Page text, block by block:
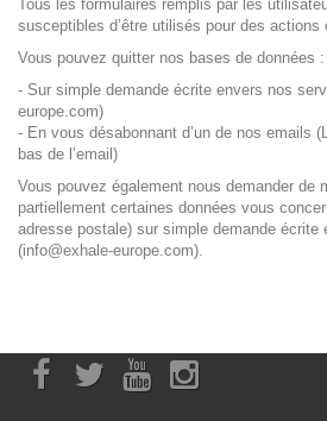
Tous les formulaires remplis par les
susceptibles d’être utilisés pour des actions
Vous pouvez quitter nos bases de données :
- Sur simple demande écrite envers nos
europe.com)
- En vous désabonnant d’un de nos emails
bas de l’email)
Vous pouvez également nous demander de
partiellement certaines données vous
adresse postale) sur simple demande écrite
(info@exhale-europe.com).